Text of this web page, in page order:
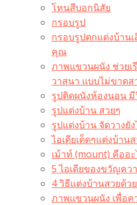
โทนสีบอกนิสัย
กรอบรูป
กรอบรูปตกแต่งบ้าน
คุณ
ภาพแขวนผนัง ช่วยเ
วาสนา แบบไม่ขาดส
รูปติดผนังห้องนอน มี
รูปแต่งบ้าน สวยๆ
รูปแต่งบ้าน จัดวาง
ไอเดียเด็ดๆแต่งบ้าน
เม้าท์ (mount) คืออะ
5 ไอเดียของขวัญคว
4 วิธีแต่งบ้านสวยด้ว
ภาพแขวนผนัง เพื่อค